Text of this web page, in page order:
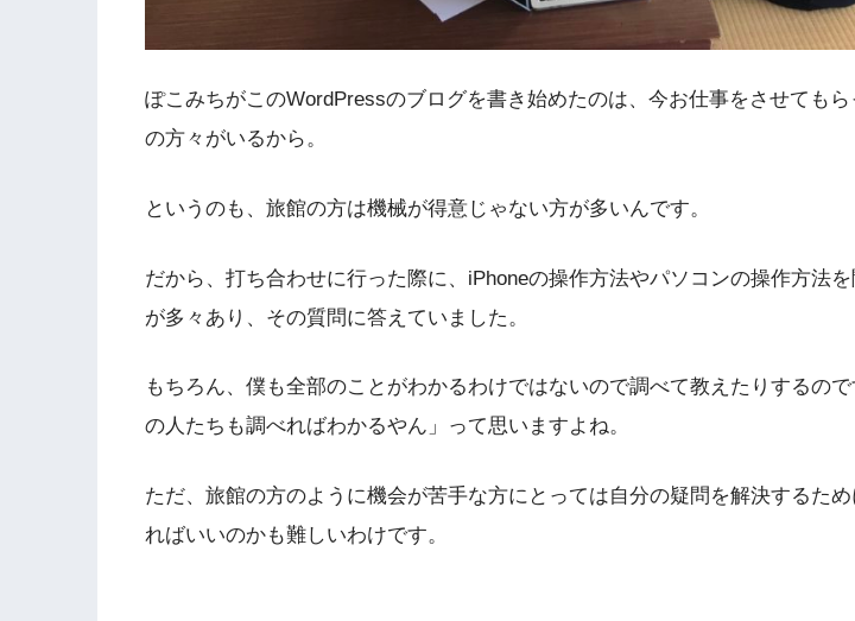
ぽこみちがこのWordPressのブログを書き始めたのは、今お仕事をさせても
の方々がいるから。
というのも、旅館の方は機械が得意じゃない方が多いんです。
だから、打ち合わせに行った際に、iPhoneの操作方法やパソコンの操作方法
が多々あり、その質問に答えていました。
もちろん、僕も全部のことがわかるわけではないので調べて教えたりするの
の人たちも調べればわかるやん」って思いますよね。
ただ、旅館の方のように機会が苦手な方にとっては自分の疑問を解決するた
ればいいのかも難しいわけです。